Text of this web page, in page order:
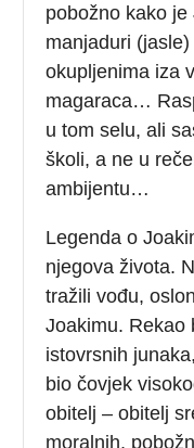
pobožno kako
manjaduri
okupljenima iza
magaraca…
u tom selu, ali
školi, a ne u
ambijentu…
Legenda o
njegova života.
tražili vođu,
Joakimu. Rekao
istovrsnih
bio čovjek
obitelj – obitelj
moralnih,